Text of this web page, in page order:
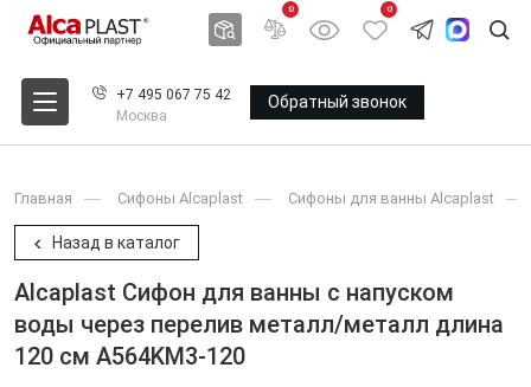
0 0
+7 495 067 75 42
Москва
Обратный звонок
Главная Сифоны Alcaplast Сифоны для ванны Alcaplast
Назад в каталог
Alcaplast Сифон для ванны с напуском
воды через перелив металл/металл длина
120 см A564KM3-120